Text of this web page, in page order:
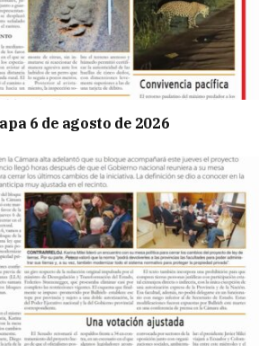
6 de agosto de 2026